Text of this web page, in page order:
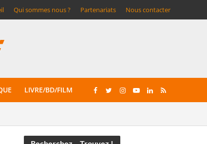
Qui sommes nous ? Partenariats Nous contacter
LIVRE/BD/FILM